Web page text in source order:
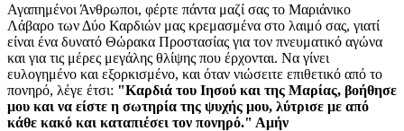
Αγαπημένοι Άνθρωποι, φέρτε πάντα μαζί σας το Μαριάνικο
Λάβαρο των Δύο Καρδιών μας κρεμασμένα στο λαιμό σας, γιατί
είναι ένα δυνατό Θώρακα Προστασίας για τον πνευματικό αγώνα
και για τις μέρες μεγάλης θλίψης που έρχονται. Να γίνει
ευλογημένο και εξορκισμένο, και όταν νιώσειτε επιθετικό από το
πονηρό, λέγε έτσι: "Καρδιά του Ιησού και της Μαρίας, βοήθησε
μου και να είστε η σωτηρία της ψυχής μου, λύτρισε με από
κάθε κακό και καταπιέσει τον πονηρό." Αμήν